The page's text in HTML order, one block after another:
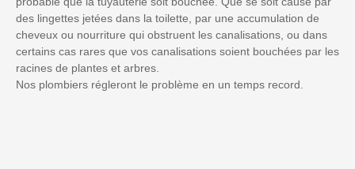
des lingettes jetées dans la toilette, par une accumulation de
cheveux ou nourriture qui obstruent les canalisations, ou dans
certains cas rares que vos canalisations soient bouchées par les
racines de plantes et arbres.
Nos plombiers régleront le problème en un temps record.